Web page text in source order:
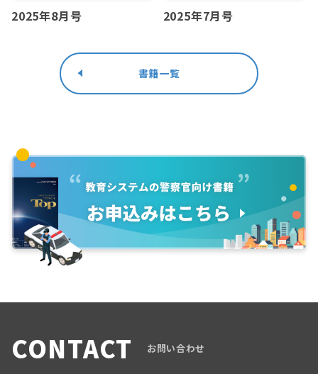
2025年8月号 2025年7月号
書籍一覧
CONTACT お問い合わせ